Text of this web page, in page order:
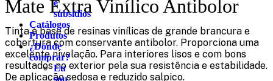
e
subsídios
Catálogos
Produtos
¿Dónde
comprar?
Eu
sou
Mate Extra Vinílico Antibolor
Tinta à base de resinas vinílicas de grande brancura e
cobertura com conservante antibolor. Proporciona uma
excelente nivelação. Para interiores lisos e com bons
resultados no exterior pela sua resistência e estabilidade.
De aplicação sedosa e reduzido salpico.